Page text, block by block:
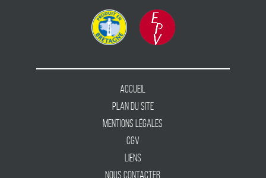
Accueil
Plan du site
Mentions légales
CGV
Liens
Nous contacter